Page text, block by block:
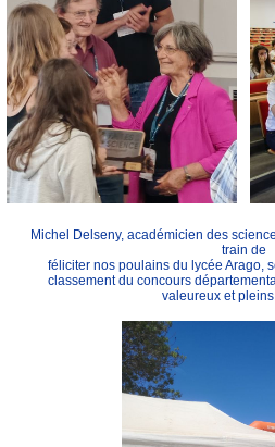
Michel Delseny, académicien des
train de
féliciter nos poulains du lycée Arago,
classement du concours
valeureux et